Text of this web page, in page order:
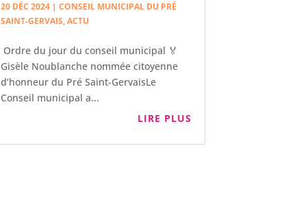
20 DÉC 2024| CONSEIL MUNICIPAL DU PRÉ
SAINT-GERVAIS,ACTU
Ordre du jour du conseil municipal 🏅
Gisèle Noublanche nommée citoyenne
d’honneur du Pré Saint-GervaisLe
Conseil municipal a...
LIRE PLUS